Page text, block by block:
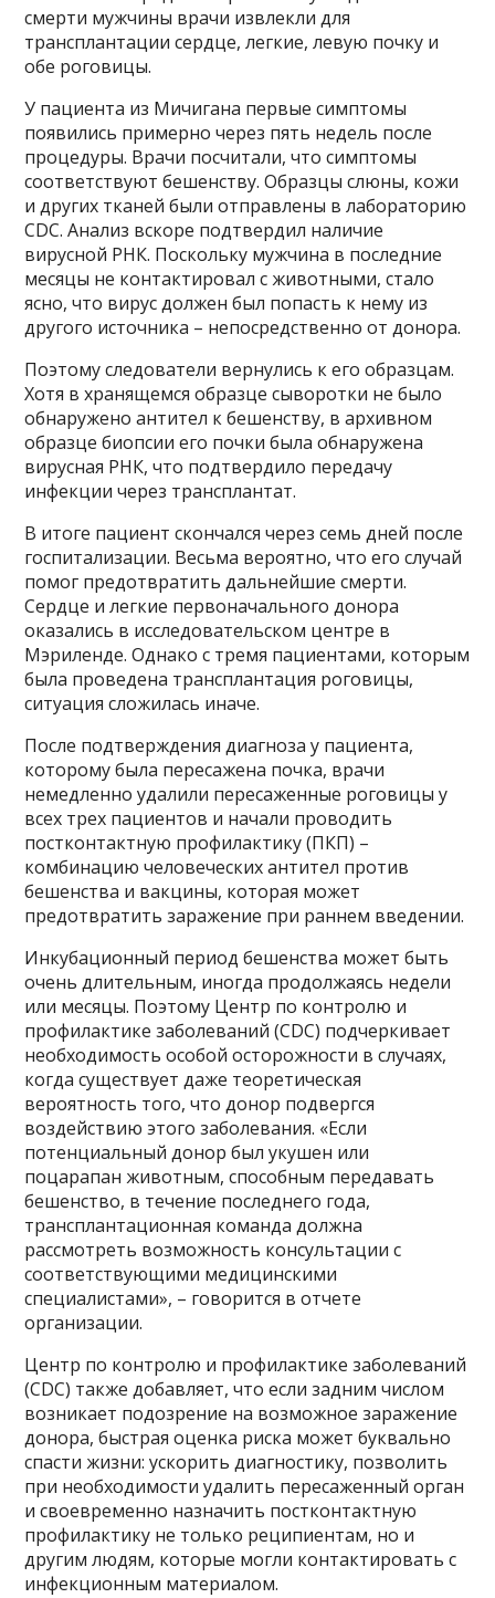
смерти мужчины врачи извлекли для
трансплантации сердце, легкие, левую почку и
обе роговицы.
У пациента из Мичигана первые симптомы
появились примерно через пять недель после
процедуры. Врачи посчитали, что симптомы
соответствуют бешенству. Образцы слюны, кожи
и других тканей были отправлены в лабораторию
CDC. Анализ вскоре подтвердил наличие
вирусной РНК. Поскольку мужчина в последние
месяцы не контактировал с животными, стало
ясно, что вирус должен был попасть к нему из
другого источника – непосредственно от донора.
Поэтому следователи вернулись к его образцам.
Хотя в хранящемся образце сыворотки не было
обнаружено антител к бешенству, в архивном
образце биопсии его почки была обнаружена
вирусная РНК, что подтвердило передачу
инфекции через трансплантат.
В итоге пациент скончался через семь дней после
госпитализации. Весьма вероятно, что его случай
помог предотвратить дальнейшие смерти.
Сердце и легкие первоначального донора
оказались в исследовательском центре в
Мэриленде. Однако с тремя пациентами, которым
была проведена трансплантация роговицы,
ситуация сложилась иначе.
После подтверждения диагноза у пациента,
которому была пересажена почка, врачи
немедленно удалили пересаженные роговицы у
всех трех пациентов и начали проводить
постконтактную профилактику (ПКП) –
комбинацию человеческих антител против
бешенства и вакцины, которая может
предотвратить заражение при раннем введении.
Инкубационный период бешенства может быть
очень длительным, иногда продолжаясь недели
или месяцы. Поэтому Центр по контролю и
профилактике заболеваний (CDC) подчеркивает
необходимость особой осторожности в случаях,
когда существует даже теоретическая
вероятность того, что донор подвергся
воздействию этого заболевания. «Если
потенциальный донор был укушен или
поцарапан животным, способным передавать
бешенство, в течение последнего года,
трансплантационная команда должна
рассмотреть возможность консультации с
соответствующими медицинскими
специалистами», – говорится в отчете
организации.
Центр по контролю и профилактике заболеваний
(CDC) также добавляет, что если задним числом
возникает подозрение на возможное заражение
донора, быстрая оценка риска может буквально
спасти жизни: ускорить диагностику, позволить
при необходимости удалить пересаженный орган
и своевременно назначить постконтактную
профилактику не только реципиентам, но и
другим людям, которые могли контактировать с
инфекционным материалом.